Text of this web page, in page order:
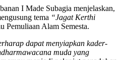
I Made Subagia menjelaskan,
tema “Jagat Kerthi
Pemuliaan Alam Semesta.
dapat menyiapkan kader-
muda yang